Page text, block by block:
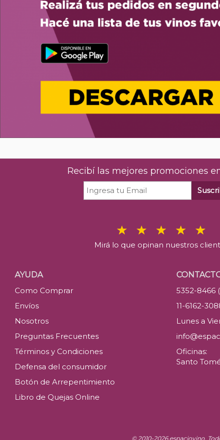
Recibí las mejores promociones
Mirá lo que opinan nuestros
AYUDA
Como Comprar
Envíos
Nosotros
Preguntas Frecuentes
Términos y Condiciones
Defensa del consumidor
Botón de Arrepentimiento
Libro de Quejas Online
5352-8466
11-6162-
Lunes a
Oficinas:
Santo
© 2010-2026 espaciovino.